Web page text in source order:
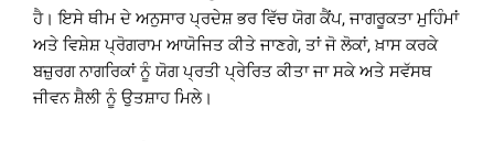
ਹੈ। ਇਸੇ ਥੀਮ ਦੇ ਅਨੁਸਾਰ ਪ੍ਰਦੇਸ਼ ਭਰ ਵਿੱਚ ਯੋਗ ਕੈਂਪ, ਜਾਗਰੂਕਤਾ ਮੁਹਿੰਮਾਂ
ਅਤੇ ਵਿਸ਼ੇਸ਼ ਪ੍ਰੋਗਰਾਮ ਆਯੋਜਿਤ ਕੀਤੇ ਜਾਣਗੇ, ਤਾਂ ਜੋ ਲੋਕਾਂ, ਖ਼ਾਸ ਕਰਕੇ
ਬਜ਼ੁਰਗ ਨਾਗਰਿਕਾਂ ਨੂੰ ਯੋਗ ਪ੍ਰਤੀ ਪ੍ਰੇਰਿਤ ਕੀਤਾ ਜਾ ਸਕੇ ਅਤੇ ਸਵੱਸਥ
ਜੀਵਨ ਸ਼ੈਲੀ ਨੂੰ ਉਤਸ਼ਾਹ ਮਿਲੇ।